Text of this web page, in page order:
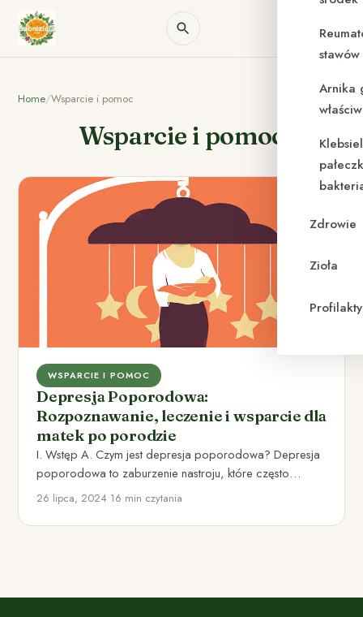
Arnika
Zdrowie
Zioła
Home/Wsparcie i pomoc
Wsparcie i pomoc
WSPARCIE I POMOC
Depresja Poporodowa:
Rozpoznawanie, leczenie i wsparcie dla
matek po porodzie
I. Wstęp A. Czym jest depresja poporodowa? Depresja
poporodowa to zaburzenie nastroju, które często
występuje u kobiet w…
26 lipca, 2024•16 min czytania